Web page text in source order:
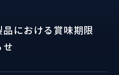
品における賞味期限